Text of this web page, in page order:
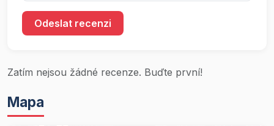
Odeslat recenzi
Zatím nejsou žádné recenze. Buďte první!
Mapa